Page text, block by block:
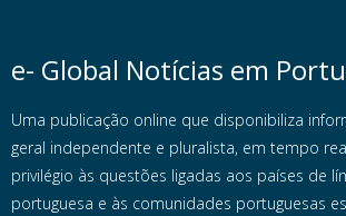
e- Global Notícias em
Uma publicação online que disponibiliza
geral independente e pluralista, em tempo
privilégio às questões ligadas aos países de
portuguesa e às comunidades portuguesas